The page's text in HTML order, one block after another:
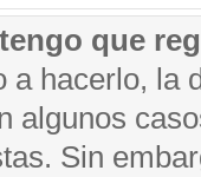
que
a hacerlo, la
algunos
Sin